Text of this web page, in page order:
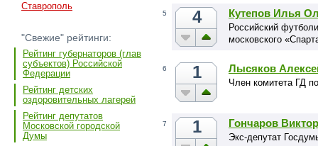
Ставрополь
"Свежие" рейтинги:
Рейтинг губернаторов (глав
субъектов) Российской
Федерации
Рейтинг детских
оздоровительных лагерей
Рейтинг депутатов
Московской городской
Думы
5 4 Кутепов Илья
Российский
московского
6 1 Лысяков
Член комитета ГД
7 1 Гончаров
Экс-депутат